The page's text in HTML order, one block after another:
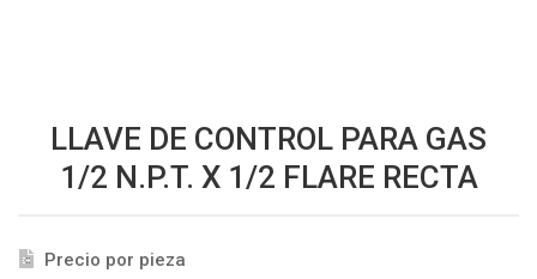
LLAVE DE CONTROL PARA GAS
1/2 N.P.T. X 1/2 FLARE RECTA
Precio por pieza